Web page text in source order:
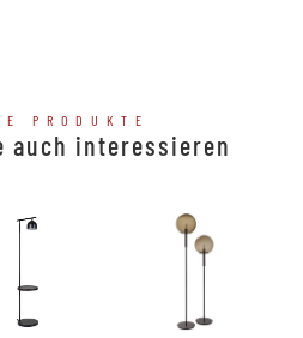
PRODUKTE
auch interessieren